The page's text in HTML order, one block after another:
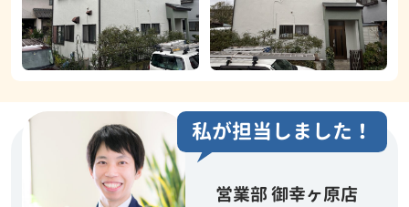
私が担当しました！
営業部 御幸ヶ原店